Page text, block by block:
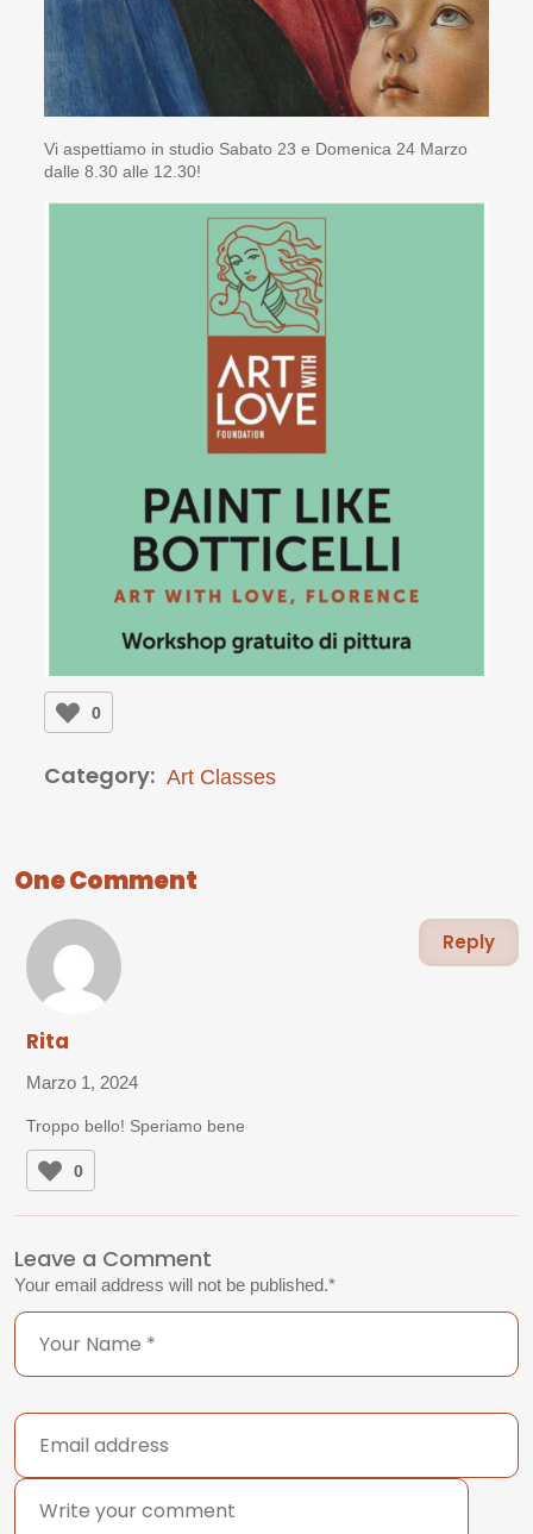
Vi aspettiamo in studio Sabato 23 e Domenica 24 Marzo
dalle 8.30 alle 12.30!
0
Category: Art Classes
One Comment
Rita
Marzo 1, 2024
Troppo bello! Speriamo bene
0
Reply
Leave a Comment
Your email address will not be published.*